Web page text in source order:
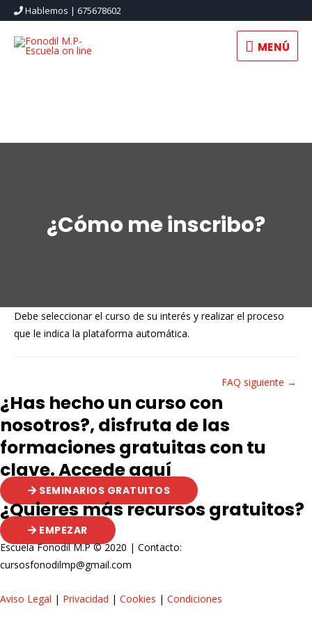
Hablemos | 675678602
MENÚ
MENÚ
¿Cómo me inscribo?
Debe seleccionar el curso de su interés y realizar el proceso
que le indica la plataforma automática.
de
entradas
FAQ siguiente →
¿Has hecho un curso con
nosotros?, disfruta de las
formaciones gratuitas con tu
clave. Accede aquí
SEMINARIOS GRATUITOS
¿Quieres más recursos gratuitos?
EMPEZAR
Escuela Fonodil M.P © 2020 | Contacto:
cursosfonodilmp@gmail.com
Aviso Legal | Privacidad | Cookies | Condiciones